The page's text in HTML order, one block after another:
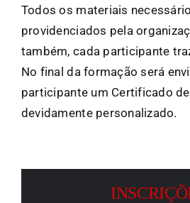
Todos os materiais
providenciados pela
também, cada participante
No final da formação será
participante um Certificado
devidamente personalizado.